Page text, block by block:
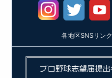
各地区SNSリンク